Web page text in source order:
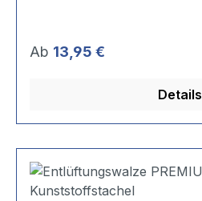
Regulärer Preis:
Ab 13,95 €
Details